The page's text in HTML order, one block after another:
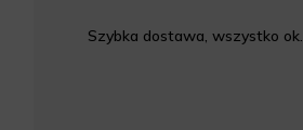
Szybka dostawa, wszystko ok.